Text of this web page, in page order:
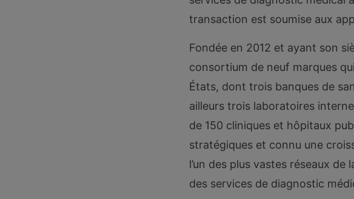
transaction est soumise aux
Fondée en 2012 et ayant son
consortium de neuf marques
États, dont trois banques de
ailleurs trois laboratoires
de 150 cliniques et hôpitaux
stratégiques et connu une
l’un des plus vastes réseaux
des services de diagnostic